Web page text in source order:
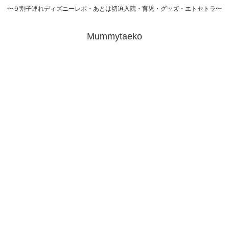
〜９割子連れディズニーレポ・あとは切迫入院・育児・グッズ・エトセトラ〜
Mummytaeko